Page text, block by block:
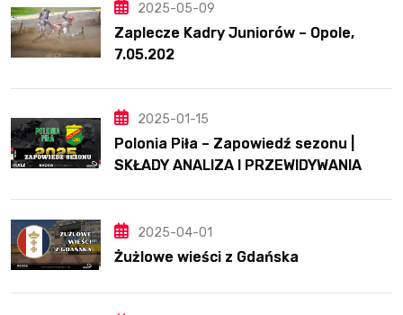
2025-05-09
Zaplecze Kadry Juniorów – Opole,
7.05.202
2025-01-15
Polonia Piła – Zapowiedź sezonu |
SKŁADY ANALIZA I PRZEWIDYWANIA
2025-04-01
Żużlowe wieści z Gdańska